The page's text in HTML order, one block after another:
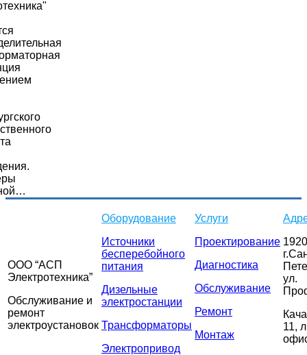
ООО “АСП
Электротехника”
Обслуживание и
ремонт
электроустановок
Оборудование
Источники
бесперебойного
питания
Дизельные
электростанции
Трансформаторы
Электропривод
Услуги
Проектирование
Диагностика
Обслуживание
Ремонт
Монтаж
ул.
11,